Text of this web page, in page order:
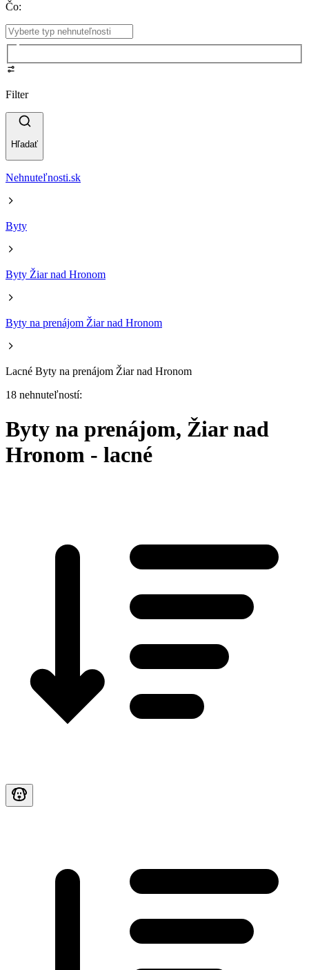
Čo:
Filter
Hľadať
Nehnuteľnosti.sk
Byty
Byty Žiar nad Hronom
Byty na prenájom Žiar nad Hronom
Lacné Byty na prenájom Žiar nad Hronom
18 nehnuteľností:
Byty na prenájom, Žiar nad
Hronom - lacné